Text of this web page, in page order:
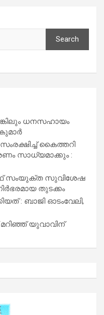
Search
ധനസഹായം
കൈത്തറി
സാധ്യമാക്കും :
സംയുക്ത സുവിശേഷ
തുടക്കം
: ബാജി ഓടംവേലി,
മറിഞ്ഞ് യുവാവിന്